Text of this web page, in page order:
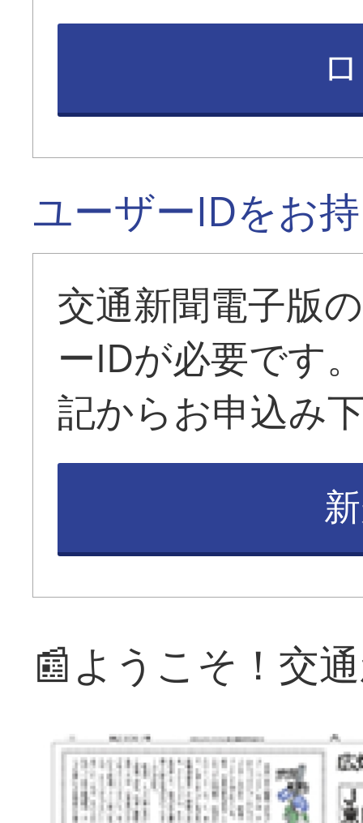
ユーザーIDをお
交通新聞電子版
ーIDが必要です
記からお申込み
📰ようこそ！交